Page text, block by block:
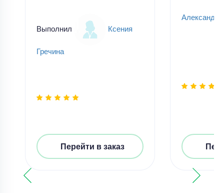
Выполнил Ксения
Гречина
Перейти в заказ
Александр